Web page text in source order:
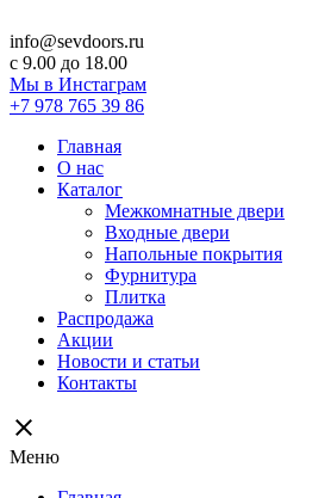
info@sevdoors.ru
c 9.00 до 18.00
Мы в Инстаграм
+7 978 765 39 86
Главная
О нас
Каталог
Межкомнатные двери
Входные двери
Напольные покрытия
Фурнитура
Плитка
Распродажа
Акции
Новости и статьи
Контакты
close
Меню